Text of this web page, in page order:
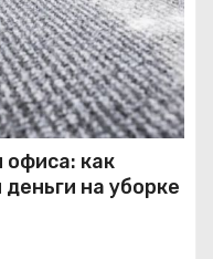
офиса: как
на уборке